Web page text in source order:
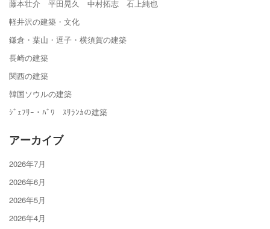
藤本壮介 平田晃久 中村拓志 石上純也
軽井沢の建築・文化
鎌倉・葉山・逗子・横須賀の建築
長崎の建築
関西の建築
韓国ソウルの建築
ｼﾞｪﾌﾘｰ・ﾊﾞﾜ ｽﾘﾗﾝｶの建築
アーカイブ
2026年7月
2026年6月
2026年5月
2026年4月